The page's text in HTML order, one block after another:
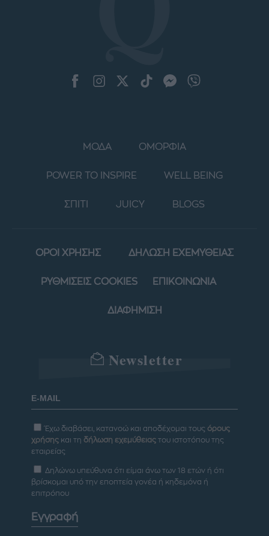
ΜΟΔΑ ΟΜΟΡΦΙΑ
POWER TO INSPIRE WELL BEING
ΣΠΙΤΙ JUICY BLOGS
ΟΡΟΙ ΧΡΗΣΗΣ ΔΗΛΩΣΗ ΕΧΕΜΥΘΕΙΑΣ
ΡΥΘΜΙΣΕΙΣ COOKIES ΕΠΙΚΟΙΝΩΝΙΑ
ΔΙΑΦΗΜΙΣΗ
Newsletter
Έχω διαβάσει, κατανοώ και αποδέχομαι τους όρους
χρήσης και τη δήλωση εχεμύθειας του ιστοτόπου της
εταιρείας
Δηλώνω υπεύθυνα ότι είμαι άνω των 18 ετών ή ότι
βρίσκομαι υπό την εποπτεία γονέα ή κηδεμόνα ή
επιτρόπου
Εγγραφή